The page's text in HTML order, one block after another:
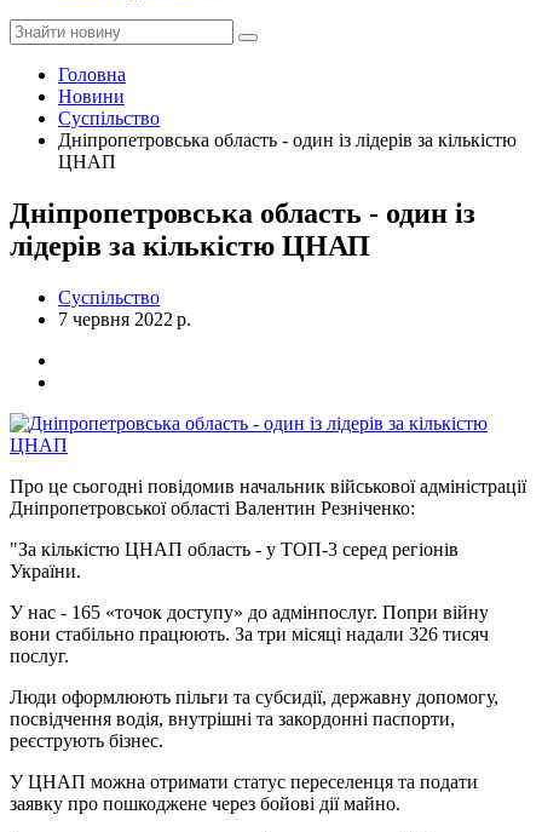
Головна
Новини
Суспільство
Дніпропетровська область - один із лідерів за кількістю
ЦНАП
Дніпропетровська область - один із
лідерів за кількістю ЦНАП
Суспільство
7 червня 2022 р.
Про це сьогодні повідомив начальник військової адміністрації
Дніпропетровської області Валентин Резніченко:
"За кількістю ЦНАП область - у ТОП-3 серед регіонів
України.
У нас - 165 «точок доступу» до адмінпослуг. Попри війну
вони стабільно працюють. За три місяці надали 326 тисяч
послуг.
Люди оформлюють пільги та субсидії, державну допомогу,
посвідчення водія, внутрішні та закордонні паспорти,
реєструють бізнес.
У ЦНАП можна отримати статус переселенця та подати
заявку про пошкоджене через бойові дії майно.